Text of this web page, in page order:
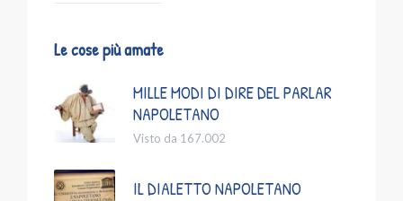
Le cose più amate
MILLE MODI DI DIRE DEL PARLAR
NAPOLETANO
Visto da 167.002
IL DIALETTO NAPOLETANO